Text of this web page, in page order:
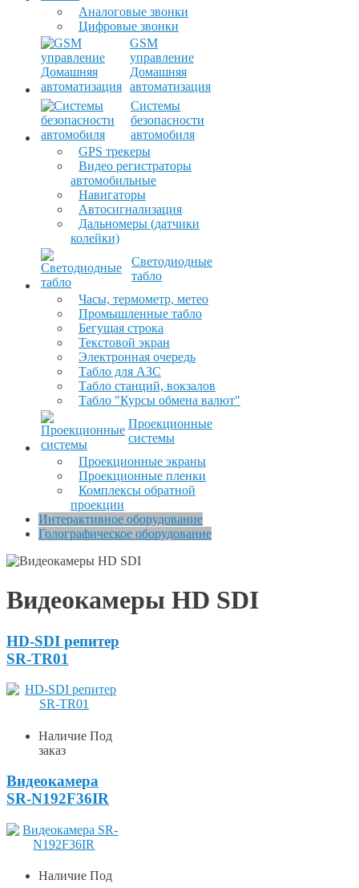
Аналоговые звонки
Цифровые звонки
GSM
управление
Домашняя
автоматизация
Системы
безопасности
автомобиля
GPS трекеры
Видео регистраторы
автомобильные
Навигаторы
Автосигнализация
Дальномеры (датчики
колейки)
Светодиодные
табло
Часы, термометр, метео
Промышленные табло
Бегущая строка
Текстовой экран
Электронная очередь
Табло для АЗС
Табло станций, вокзалов
Табло "Курсы обмена валют"
Проекционные
системы
Проекционные экраны
Проекционные пленки
Комплексы обратной
проекции
Интерактивное оборудование
Голографическое оборудование
Видеокамеры HD SDI
HD-SDI репитер
SR-TR01
Наличие Под
заказ
Видеокамера
SR-N192F36IR
Наличие Под